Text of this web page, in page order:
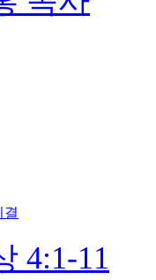
결
4:1-11